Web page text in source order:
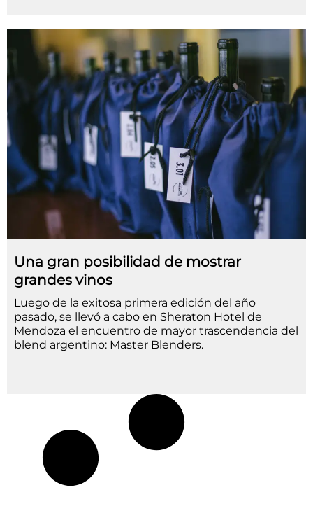
Una gran posibilidad de mostrar
grandes vinos
Luego de la exitosa primera edición del año
pasado, se llevó a cabo en Sheraton Hotel de
Mendoza el encuentro de mayor trascendencia del
blend argentino: Master Blenders.